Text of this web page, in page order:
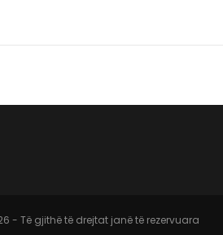
- Të gjithë të drejtat janë të rezervuara